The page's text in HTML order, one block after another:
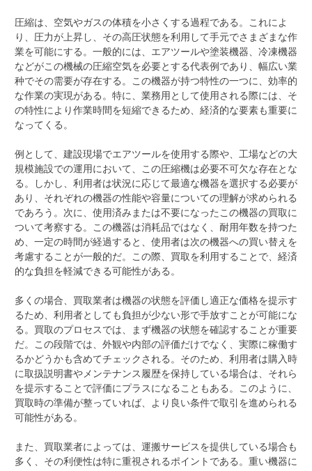
圧縮は、空気やガスの体積を小さくする過程である。これによ
り、圧力が上昇し、その高圧状態を利用して手元でさまざまな作
業を可能にする。一般的には、エアツールや塗装機器、冷凍機器
などがこの機械の圧縮空気を必要とする代表例であり、幅広い業
种でその需要が存在する。この機器が持つ特性の一つに、効率的
な作業の実現がある。特に、業務用として使用される際には、そ
の特性により作業時間を短縮できるため、経済的な要素も重要に
なってくる。
例として、建設現場でエアツールを使用する際や、工場などの大
規模施設での運用において、この圧縮機は必要不可欠な存在とな
る。しかし、利用者は状況に応じて最適な機器を選択する必要が
あり、それぞれの機器の性能や容量についての理解が求められる
であろう。次に、使用済みまたは不要になったこの機器の買取に
ついて考察する。この機器は消耗品ではなく、耐用年数を持つた
め、一定の時間が経過すると、使用者は次の機器への買い替えを
考慮することが一般的だ。この際、買取を利用することで、経済
的な負担を軽減できる可能性がある。
多くの場合、買取業者は機器の状態を評価し適正な価格を提示す
るため、利用者としても負担が少ない形で手放すことが可能にな
る。買取のプロセスでは、まず機器の状態を確認することが重要
だ。この段階では、外観や内部の評価だけでなく、実際に稼働す
るかどうかも含めてチェックされる。そのため、利用者は購入時
に取扱説明書やメンテナンス履歴を保持している場合は、それら
を提示することで評価にプラスになることもある。このように、
買取時の準備が整っていれば、より良い条件で取引を進められる
可能性がある。
また、買取業者によっては、運搬サービスを提供している場合も
多く、その利便性は特に重視されるポイントである。重い機器に